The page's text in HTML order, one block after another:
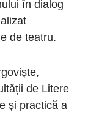
în dialog
de teatru.
de Litere
și practică a